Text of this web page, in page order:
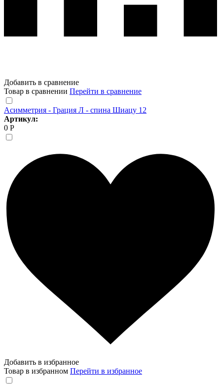
Добавить в сравнение
Товар в сравнении Перейти в сравнение
Асимметрия - Грация Л - спина Шиацу 12
Артикул:
0 Р
Добавить в избранное
Товар в избранном Перейти в избранное